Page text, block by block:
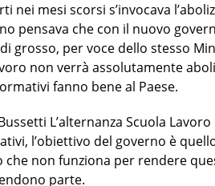
nei mesi scorsi s’invocava
pensava che con il nuovo
grosso, per voce dello stesso
non verrà assolutamente
fanno bene al Paese.
L’alternanza Scuola
l’obiettivo del governo è
che non funziona per rendere
parte.